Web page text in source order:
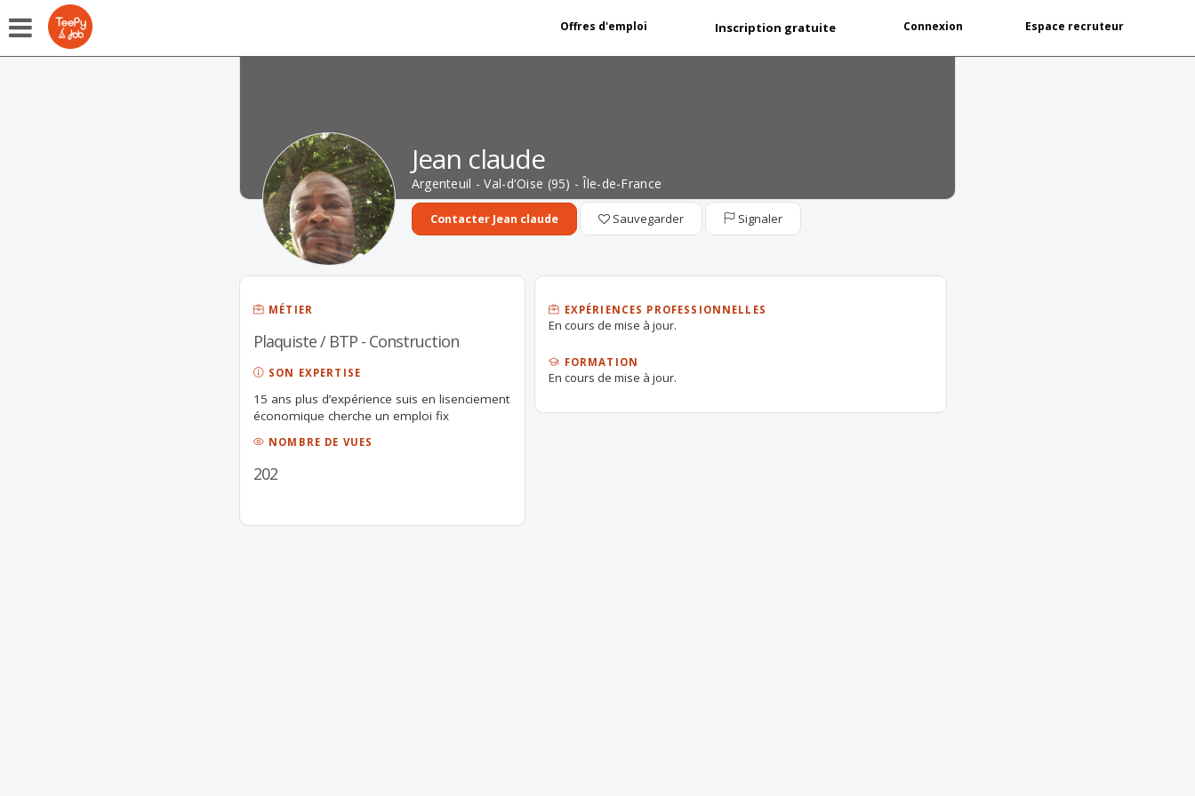
Offres d'emploi Inscription gratuite Connexion Espace recruteur
Jean claude
Argenteuil - Val-d'Oise (95) - Île-de-France
Contacter Jean claude Sauvegarder Signaler
MÉTIER
Plaquiste / BTP - Construction
SON EXPERTISE
15 ans plus d’expérience suis en lisenciement
économique cherche un emploi fix
NOMBRE DE VUES
202
EXPÉRIENCES PROFESSIONNELLES
En cours de mise à jour.
FORMATION
En cours de mise à jour.